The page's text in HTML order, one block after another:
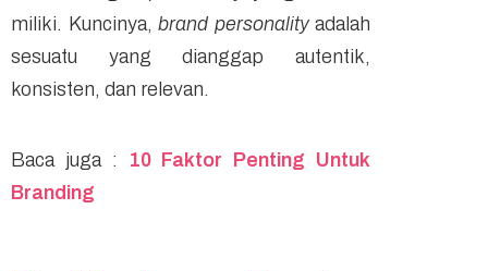
miliki. Kuncinya, brand personality adalah
sesuatu yang dianggap autentik,
konsisten, dan relevan.
Baca juga :
10 Faktor Penting Untuk
Branding